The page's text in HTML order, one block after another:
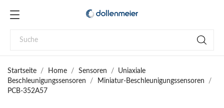
Startseite Home Sensoren
Uniaxiale
Beschleunigungssensoren
Miniatur-Beschleunigungssensoren
PCB-352A57